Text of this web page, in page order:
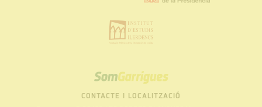
SOM
GARRIGUES
CONTACTE I LOCALITZACIÓ